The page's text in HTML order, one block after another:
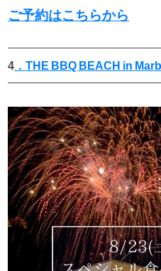
ご予約はこちらから
4 ．THE BBQ BEACH in